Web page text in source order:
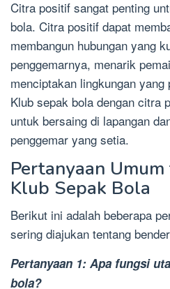
Citra positif sangat penting
bola. Citra positif dapat
membangun hubungan yang
penggemarnya, menarik
menciptakan lingkungan
Klub sepak bola dengan citra
untuk bersaing di lapangan
penggemar yang setia.
Pertanyaan
Klub Sepak Bola
Berikut ini adalah beberapa
sering diajukan tentang
Pertanyaan 1: Apa fungsi
bola?